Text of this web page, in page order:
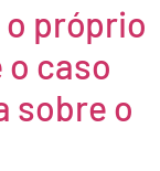
o próprio
o caso
sobre o